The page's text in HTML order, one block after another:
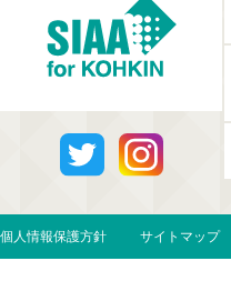
個人情報保護方針 サイトマップ